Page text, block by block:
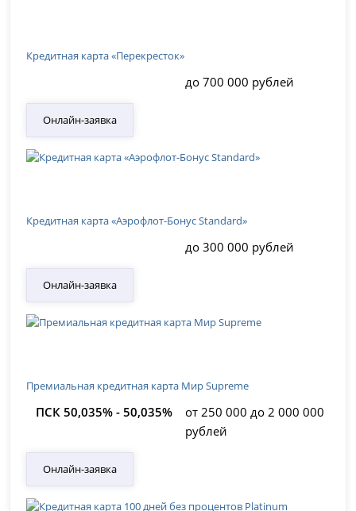
Кредитная карта «Перекресток»
до 700 000 рублей
Онлайн-заявка
Кредитная карта «Аэрофлот-Бонус Standard»
до 300 000 рублей
Онлайн-заявка
Премиальная кредитная карта Мир Supreme
ПСК 50,035% - 50,035%
от 250 000 до 2 000 000
рублей
Онлайн-заявка